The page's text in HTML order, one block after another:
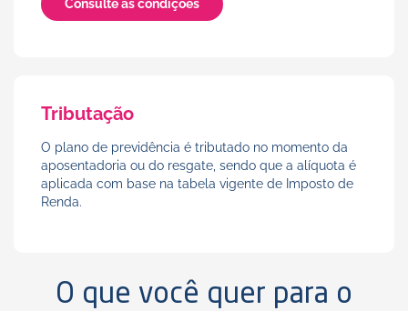
Consulte as condições
Tributação
O plano de previdência é tributado no momento da
aposentadoria ou do resgate, sendo que a alíquota é
aplicada com base na tabela vigente de Imposto de
Renda.
O que você quer para o